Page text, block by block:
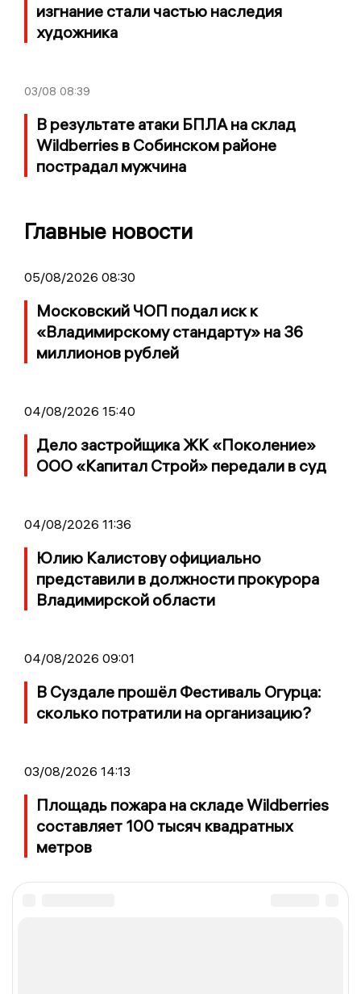
изгнание стали частью наследия
художника
03/08 08:39
В результате атаки БПЛА на склад
Wildberries в Собинском районе
пострадал мужчина
Главные новости
05/08/2026 08:30
Московский ЧОП подал иск к
«Владимирскому стандарту» на 36
миллионов рублей
04/08/2026 15:40
Дело застройщика ЖК «Поколение»
ООО «Капитал Строй» передали в суд
04/08/2026 11:36
Юлию Калистову официально
представили в должности прокурора
Владимирской области
04/08/2026 09:01
В Суздале прошёл Фестиваль Огурца:
сколько потратили на организацию?
03/08/2026 14:13
Площадь пожара на складе Wildberries
составляет 100 тысяч квадратных
метров